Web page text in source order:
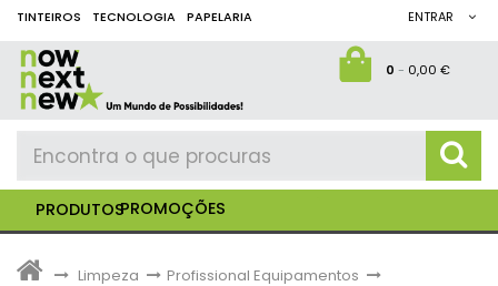
TINTEIROS TECNOLOGIA PAPELARIA ENTRAR
0- 0,00 €
PRODUTOSPROMOÇÕES
> Limpeza > Profissional Equipamentos >